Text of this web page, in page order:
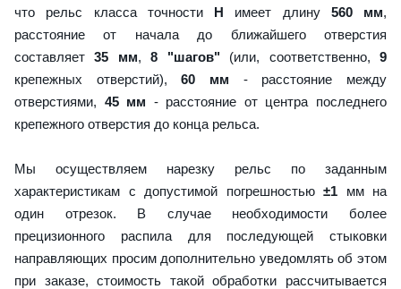
что рельс класса точности H имеет длину 560 мм,
расстояние от начала до ближайшего отверстия
составляет35 мм,8 "шагов" (или, соответственно,9
крепежных отверстий),60 мм - расстояние между
отверстиями, 45 мм - расстояние от центра последнего
крепежного отверстия до конца рельса.
Мы осуществляем нарезку рельс по заданным
характеристикам с допустимой погрешностью ±1 мм на
один отрезок. В случае необходимости более
прецизионного распила для последующей стыковки
направляющих просим дополнительно уведомлять об этом
при заказе, стоимость такой обработки рассчитывается